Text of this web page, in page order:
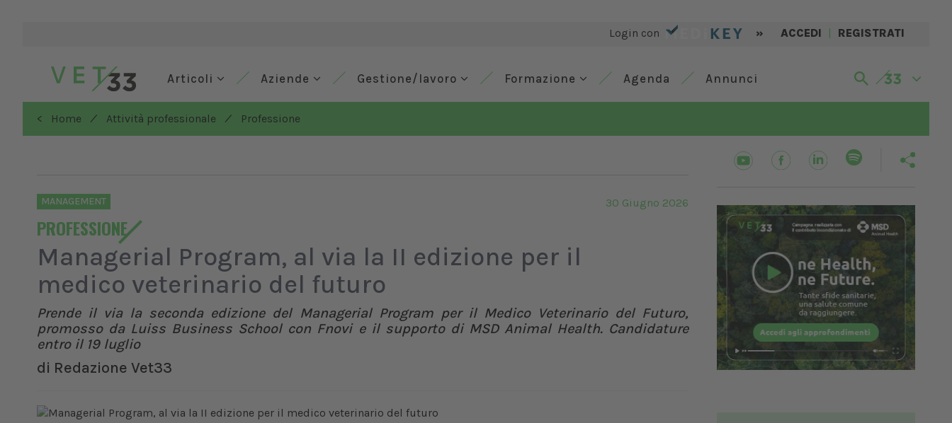
Login con » ACCEDI | REGISTRATI
Articoli Aziende Gestione/lavoro Formazione Agenda Annunci
< Home / Attività professionale / Professione
MANAGEMENT
PROFESSIONE
30 Giugno 2026
Managerial Program, al via la II edizione per il
medico veterinario del futuro
Prende il via la seconda edizione del Managerial Program per il Medico Veterinario del Futuro,
promosso da Luiss Business School con Fnovi e il supporto di MSD Animal Health. Candidature
entro il 19 luglio
di Redazione Vet33